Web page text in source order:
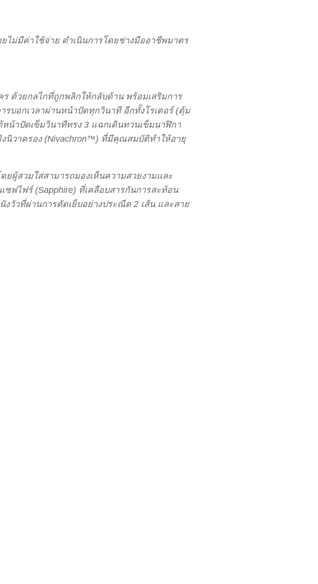
ม่มีค่าใช้จ่าย ดำเนินการโดยช่างมืออาชีพมาตร
ด้วยกลไกที่ถูกพลิกให้กลับด้าน พร้อมเสริมการ
บอกเวลาผ่านหน้าปัดทุกวินาที อีกทั้งโรเตอร์ (ตุ้ม
น้าปัดเข็มวินาทีทรง 3 แฉกเดินทวนเข็มนาฬิกา
งนิวาครอง (Nivachron™) ที่มีคุณสมบัติทำให้อายุ
ยผู้สวมใส่สามารถมองเห็นความสวยงามและ
ฟไฟร์ (Sapphire) ที่เคลือบสารกันการสะท้อน
วัวที่ผ่านการตัดเย็บอย่างประณีต 2 เส้น และสาย